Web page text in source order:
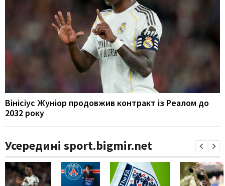
Вінісіус Жуніор продовжив контракт із Реалом до
2032 року
Усередині sport.bigmir.net